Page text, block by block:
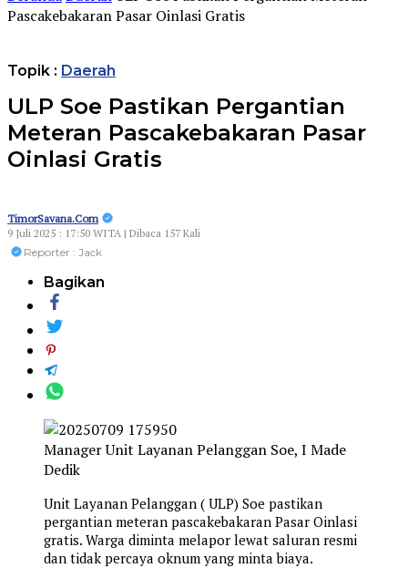
Pascakebakaran Pasar Oinlasi Gratis
Topik : Daerah
ULP Soe Pastikan Pergantian
Meteran Pascakebakaran Pasar
Oinlasi Gratis
TimorSavana.Com
9 Juli 2025 : 17:50 WITA | Dibaca 157 Kali
Reporter : Jack
Bagikan
Manager Unit Layanan Pelanggan Soe, I Made
Dedik
Unit Layanan Pelanggan ( ULP) Soe pastikan
pergantian meteran pascakebakaran Pasar Oinlasi
gratis. Warga diminta melapor lewat saluran resmi
dan tidak percaya oknum yang minta biaya.